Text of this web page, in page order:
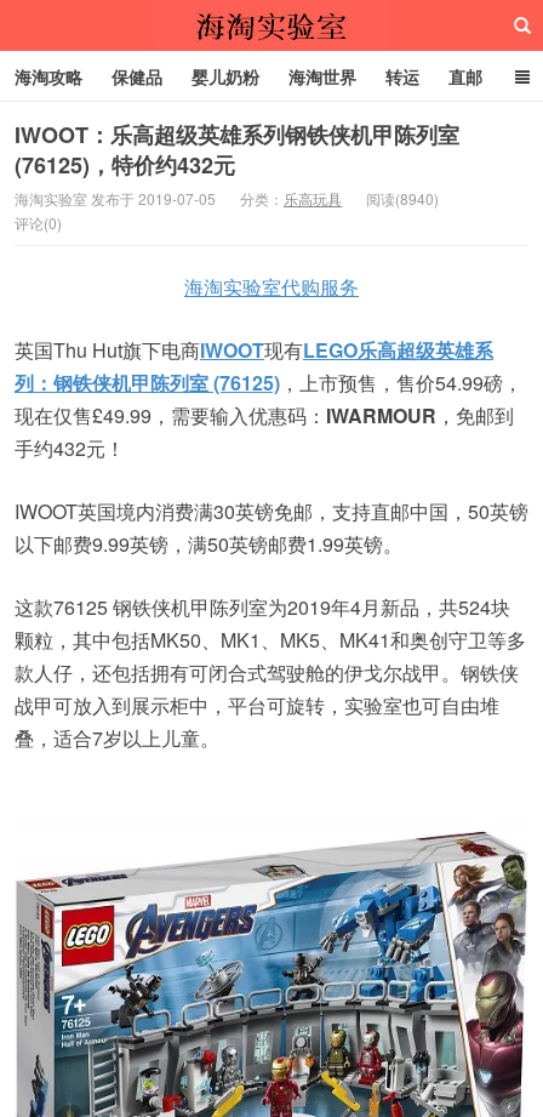
海淘实验室
海淘攻略 保健品 婴儿奶粉 海淘世界 转运 直邮
代购服务
IWOOT：乐高超级英雄系列钢铁侠机甲陈列室
(76125)，特价约432元
海淘实验室 发布于 2019-07-05 分类： 乐高玩具
阅读(8940)
评论(0)
海淘实验室代购服务
英国Thu Hut旗下电商IWOOT现有LEGO乐高超级英雄系
列：钢铁侠机甲陈列室 (76125) ，上市预售，售价54.99磅，
现在仅售£49.99，需要输入优惠码： IWARMOUR ，免邮到
手约432元！
IWOOT英国境内消费满30英镑免邮，支持直邮中国，50英镑
以下邮费9.99英镑，满50英镑邮费1.99英镑。
这款76125 钢铁侠机甲陈列室为2019年4月新品，共524块
颗粒，其中包括MK50、MK1、MK5、MK41和奥创守卫等多
款人仔，还包括拥有可闭合式驾驶舱的伊戈尔战甲。钢铁侠
战甲可放入到展示柜中，平台可旋转，实验室也可自由堆
叠，适合7岁以上儿童。